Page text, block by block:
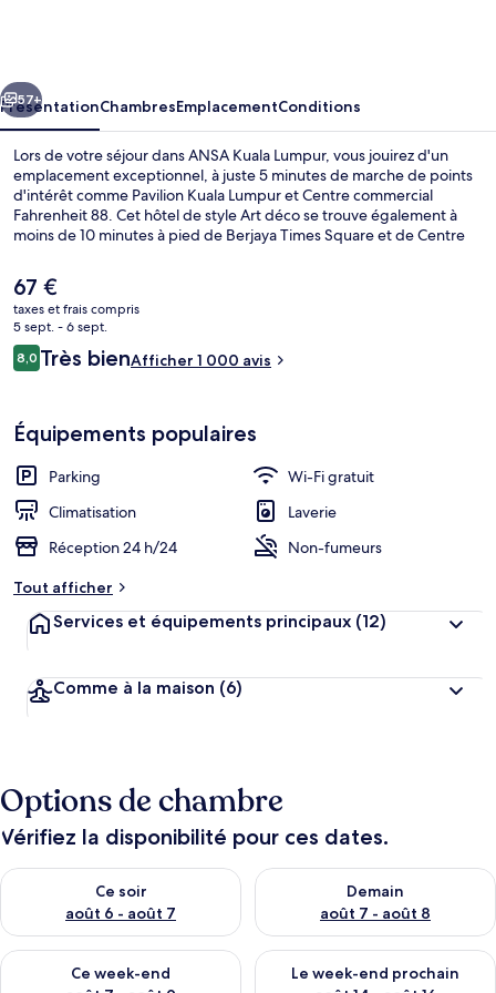
Suivant
57+
PrésentationChambresEmplacementConditions
Lors de votre séjour dans ANSA Kuala Lumpur, vous jouirez d'un
emplacement exceptionnel, à juste 5 minutes de marche de points
d'intérêt comme Pavilion Kuala Lumpur et Centre commercial
Fahrenheit 88. Cet hôtel de style Art déco se trouve également à
moins de 10 minutes à pied de Berjaya Times Square et de Centre
ce qui concerne la présentation générale. Les transports publics
sont rapidement accessibles à pied : Arrêt Bukit Bintang se situe à
quelques pas et Arrêt Raja Chulan, à 7 min de marche à peine.
Le
prix
actuel
est
de
67 €
taxes et frais compris
5 sept. - 6 sept.
Avis
voyageurs
8,08,0 sur 10
Très bienAfficher 1 000 avis
Équipements populaires
Parking
Wi-Fi gratuit
Climatisation
Laverie
Réception 24 h/24
Non-fumeurs
Tout afficher
Services et équipements principaux (12)
Comme à la maison (6)
Options de chambre
Vérifiez la disponibilité pour ces dates.
Ce soir
août 6 - août 7
Vérifier la disponibilité pour ce soir août 6 - août 7
Demain
août 7 - août 8
Vérifier la disponibilité pour
Ce week-end
Vérifier la disponibilité pour ce week-end août 7 - août 9
Le week-end prochain
Vérifier la disponibilité pour